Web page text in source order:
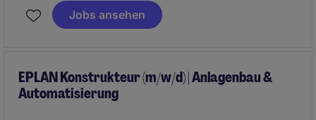
Engineer (m/f/d)
. In this role, you will support
international plant engineering projects from the
Jobs ansehen
EPLAN Konstrukteur (m/w/d) | Anlagenbau &
Automatisierung